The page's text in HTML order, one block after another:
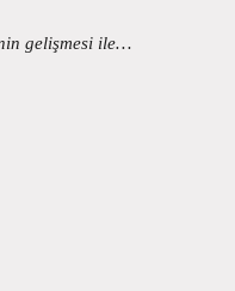
gelişmesi ile…